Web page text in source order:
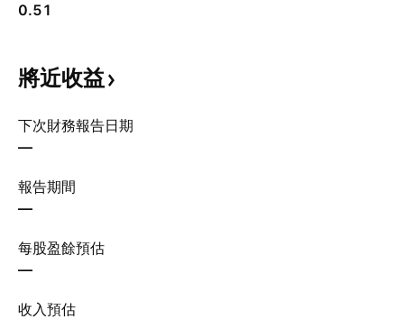
0.51
將近收益
下次財務報告日期
—
報告期間
—
每股盈餘預估
—
收入預估